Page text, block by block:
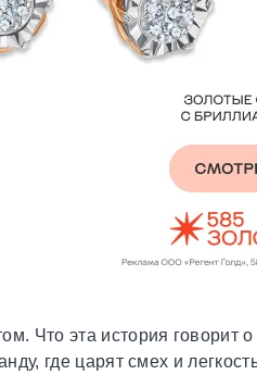
Что эта история говорит
где царят смех и